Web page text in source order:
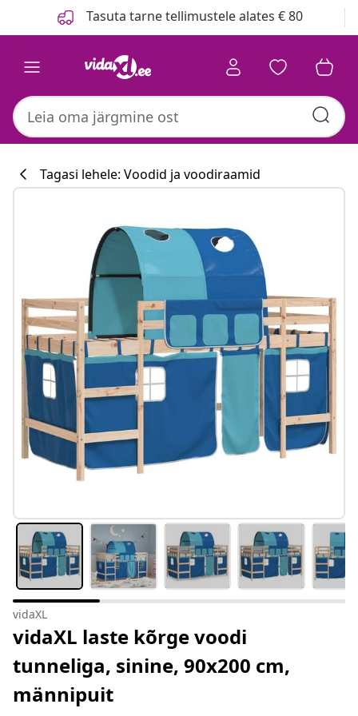
Tasuta tarne tellimustele alates € 80
#sharemevidaxl
Tagasi lehele: Voodid ja voodiraamid
vidaXL
vidaXL laste kõrge voodi
tunneliga, sinine, 90x200 cm,
männipuit